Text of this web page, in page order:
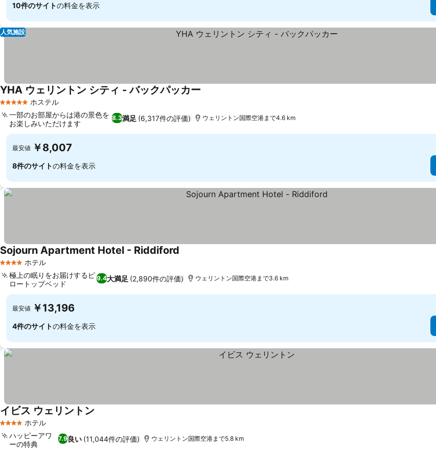
10件のサイトの料金を表示
人気施設
5 ホテルのランク
ホステル
YHA ウェリントン シティ - バックパッカー
8.3満足 (6,317件の評価)
一部のお部屋からは港の景色を
お楽しみいただけます
ウェリントン国際空港まで4.6 km
最安値 ￥8,007
8件のサイトの料金を表示
4 ホテルのランク
ホテル
Sojourn Apartment Hotel - Riddiford
9.4大満足 (2,890件の評価)
極上の眠りをお届けするピ
ロートップベッド
ウェリントン国際空港まで3.6 km
最安値 ￥13,196
4件のサイトの料金を表示
4 ホテルのランク
ホテル
イビス ウェリントン
7.9良い (11,044件の評価)
ハッピーアワ
ーの特典
ウェリントン国際空港まで5.8 km